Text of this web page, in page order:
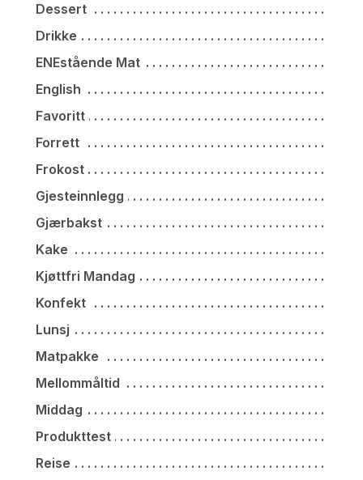
Dessert
Drikke
ENEstående Mat
English
Favoritt
Forrett
Frokost
Gjesteinnlegg
Gjærbakst
Kake
Kjøttfri Mandag
Konfekt
Lunsj
Matpakke
Mellommåltid
Middag
Produkttest
Reise